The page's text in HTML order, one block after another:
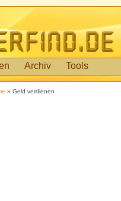
Archiv Tools
» Geld verdienen